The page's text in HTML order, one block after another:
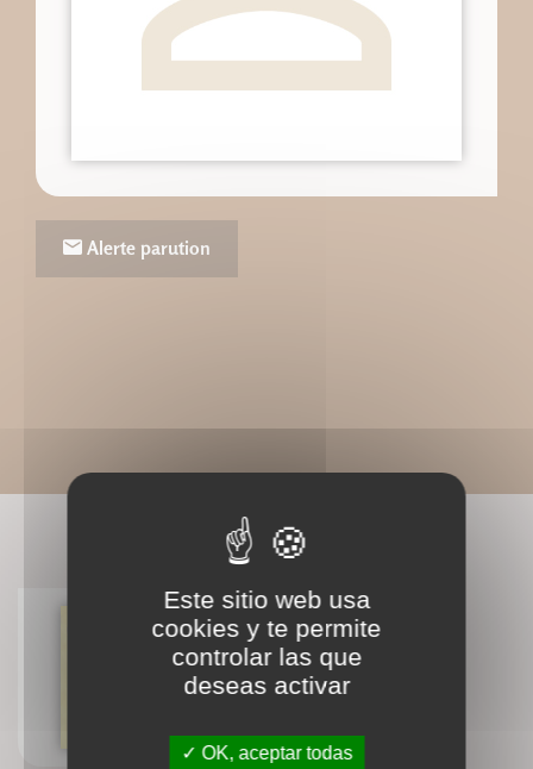
Alerte parution
BIBLIOGRAPHIE
Rabbi Ieshoua de Nazareth
Yves Beauperin
Este sitio web usa
cookies y te permite
controlar las que
deseas activar
OK, aceptar todas